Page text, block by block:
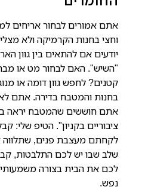
אתם אמורים לבחור אריחים
וחצי בחנות הקרמיקה ולא
יודעים אם להתאים בין גוון
"השיש". האם לבחור מט או
קטנים? לחפש גוון דומה או
בחנות והמטבח בדירה. אתם
אתם חוששים שהמטבח יראה
ציבוריים בקניון". הטיפ שלי:
לקחתם מעצבת פנים,
שלב שבו יש לכם התלבטות,
לכם את הבית בצורה
נפש.